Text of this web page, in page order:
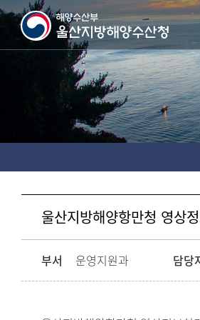
울산지방해양항만청 영상
부서 운영지원과 담당